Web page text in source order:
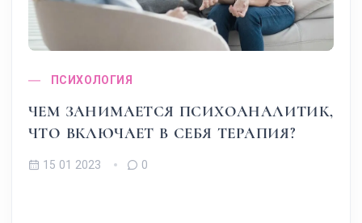
ПСИХОЛОГИЯ
ЧЕМ ЗАНИМАЕТСЯ ПСИХОАНАЛИТИК,
ЧТО ВКЛЮЧАЕТ В СЕБЯ ТЕРАПИЯ?
15 01 2023 0